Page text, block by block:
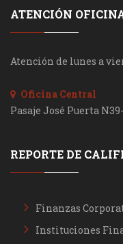
ATENCIÓN
Atención de lunes a
Oficina Central
Pasaje José Puerta
REPORTE DE
Finanzas
Instituciones